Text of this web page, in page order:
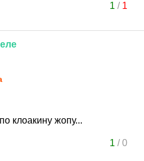
1 / 1
клоакину жопу...
1 /0